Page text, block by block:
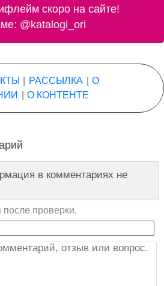
скоро на сайте!
@katalogi_ori
РАССЫЛКА
О
О КОНТЕНТЕ
в комментариях не
проверки.